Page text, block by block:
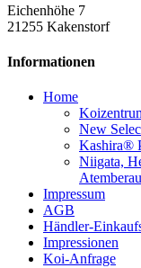
Eichenhöhe 7
21255 Kakenstorf
Informationen
Home
New
Kashira®
Niigata,
Impressum
AGB
Händler-
Impressionen
Koi-Anfrage